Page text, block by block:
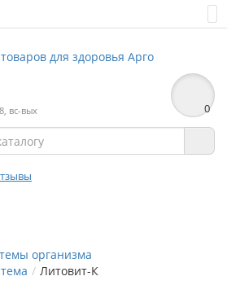
вс-вых 0
организма
Литовит-К